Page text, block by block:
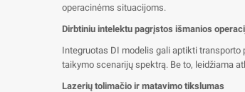
operacinėms situacijoms.
Dirbtiniu intelektu pagrįstos išmanios
Integruotas DI modelis gali aptikti
taikymo scenarijų spektrą. Be to, leidžiama
Lazerių tolimačio ir matavimo tikslumas